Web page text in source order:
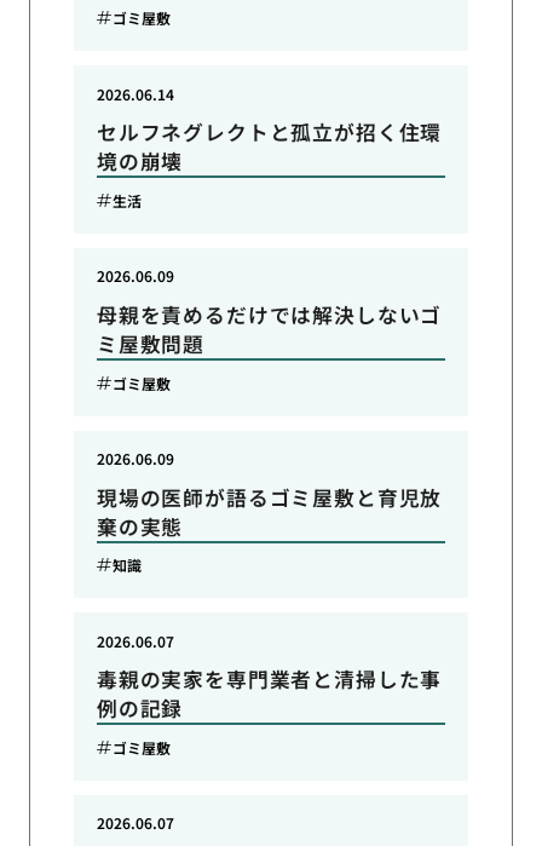
ゴミ屋敷
セルフネグレクトと孤立が招く住環
境の崩壊
2026.06.14
生活
母親を責めるだけでは解決しないゴ
ミ屋敷問題
2026.06.09
ゴミ屋敷
現場の医師が語るゴミ屋敷と育児放
棄の実態
2026.06.09
知識
毒親の実家を専門業者と清掃した事
例の記録
2026.06.07
ゴミ屋敷
2026.06.07